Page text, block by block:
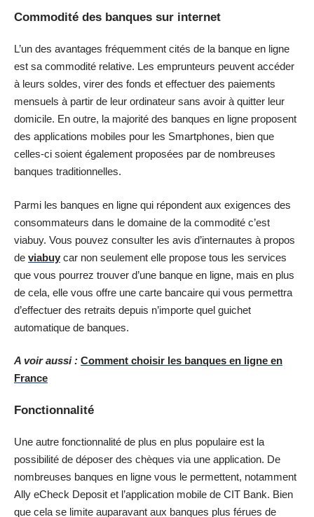
Commodité des banques sur internet
L’un des avantages fréquemment cités de la banque en ligne
est sa commodité relative. Les emprunteurs peuvent accéder
à leurs soldes, virer des fonds et effectuer des paiements
mensuels à partir de leur ordinateur sans avoir à quitter leur
domicile. En outre, la majorité des banques en ligne proposent
des applications mobiles pour les Smartphones, bien que
celles-ci soient également proposées par de nombreuses
banques traditionnelles.
Parmi les banques en ligne qui répondent aux exigences des
consommateurs dans le domaine de la commodité c’est
viabuy. Vous pouvez consulter les avis d’internautes à propos
de viabuy car non seulement elle propose tous les services
que vous pourrez trouver d’une banque en ligne, mais en plus
de cela, elle vous offre une carte bancaire qui vous permettra
d’effectuer des retraits depuis n’importe quel guichet
automatique de banques.
A voir aussi : Comment choisir les banques en ligne en
France
Fonctionnalité
Une autre fonctionnalité de plus en plus populaire est la
possibilité de déposer des chèques via une application. De
nombreuses banques en ligne vous le permettent, notamment
Ally eCheck Deposit et l’application mobile de CIT Bank. Bien
que cela se limite auparavant aux banques plus férues de